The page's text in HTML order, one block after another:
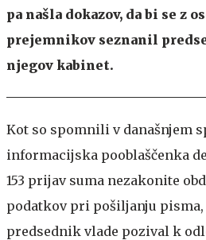
pa našla dokazov, da bi se z
prejemnikov seznanil
njegov kabinet.
Kot so spomnili v današnjem
informacijska pooblaščenka
153 prijav suma nezakonite
podatkov pri pošiljanju pisma,
predsednik vlade pozival k